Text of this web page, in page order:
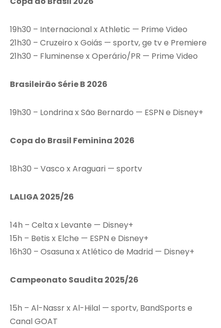
19h30 – Internacional x Athletic — Prime Video
21h30 – Cruzeiro x Goiás — sportv, ge tv e Premiere
21h30 – Fluminense x Operário/PR — Prime Video
Brasileirão Série B 2026
19h30 – Londrina x São Bernardo — ESPN e Disney+
Copa do Brasil Feminina 2026
18h30 – Vasco x Araguari — sportv
LALIGA 2025/26
14h – Celta x Levante — Disney+
15h – Betis x Elche — ESPN e Disney+
16h30 – Osasuna x Atlético de Madrid — Disney+
Campeonato Saudita 2025/26
15h – Al-Nassr x Al-Hilal — sportv, BandSports e
Canal GOAT